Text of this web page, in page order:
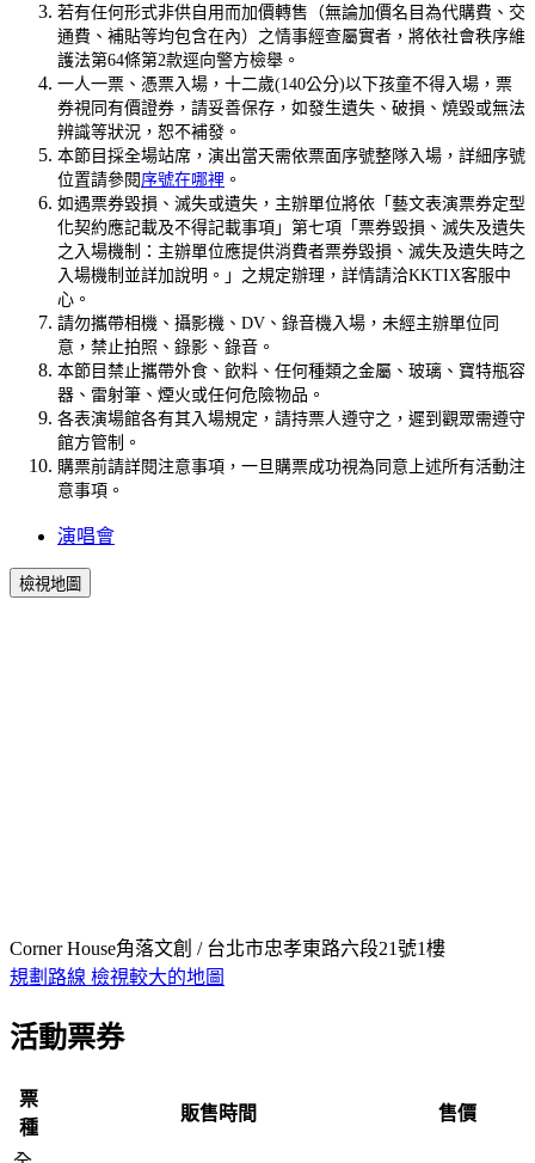
若有任何形式非供自用而加價轉售（無論加價名目為代購費、交
通費、補貼等均包含在內）之情事經查屬實者，將依社會秩序維
護法第64條第2款逕向警方檢舉。
一人一票、憑票入場，十二歲(140公分)以下孩童不得入場，票
券視同有價證券，請妥善保存，如發生遺失、破損、燒毀或無法
辨識等狀況，恕不補發。
本節目採全場站席，演出當天需依票面序號整隊入場，詳細序號
位置請參閱 序號在哪裡 。
如遇票券毀損、滅失或遺失，主辦單位將依「藝文表演票券定型
化契約應記載及不得記載事項」第七項「票券毀損、滅失及遺失
之入場機制：主辦單位應提供消費者票券毀損、滅失及遺失時之
入場機制並詳加說明。」之規定辦理，詳情請洽KKTIX客服中
心。
請勿攜帶相機、攝影機、DV、錄音機入場，未經主辦單位同
意，禁止拍照、錄影、錄音。
本節目禁止攜帶外食、飲料、任何種類之金屬、玻璃、寶特瓶容
器、雷射筆、煙火或任何危險物品。
各表演場館各有其入場規定，請持票人遵守之，遲到觀眾需遵守
館方管制。
購票前請詳閱注意事項，一旦購票成功視為同意上述所有活動注
意事項。
演唱會
檢視地圖
Corner House角落文創 / 台北市忠孝東路六段21號1樓
規劃路線 檢視較大的地圖
活動票券
票
種
販售時間 售價